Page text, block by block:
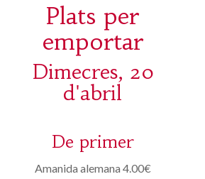
Plats per
emportar
Dimecres, 20
d'abril
De primer
Amanida alemana 4.00€